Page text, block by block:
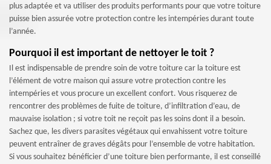
plus adaptée et va utiliser des produits performants pour que votre toiture
puisse bien assurée votre protection contre les intempéries durant toute
l’année.
Pourquoi il est important de nettoyer le toit ?
Il est indispensable de prendre soin de votre toiture car la toiture est
l’élément de votre maison qui assure votre protection contre les
intempéries et vous procure un excellent confort. Vous risquerez de
rencontrer des problèmes de fuite de toiture, d’infiltration d’eau, de
mauvaise isolation ; si votre toit ne reçoit pas les soins dont il a besoin.
Sachez que, les divers parasites végétaux qui envahissent votre toiture
peuvent entraîner de graves dégâts pour l’ensemble de votre habitation.
Si vous souhaitez bénéficier d’une toiture bien performante, il est conseillé